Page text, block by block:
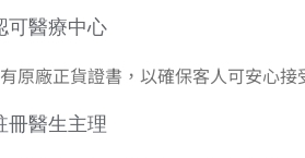
可醫療中心
原廠正貨證書，以確保客人可安心接
冊醫生主理